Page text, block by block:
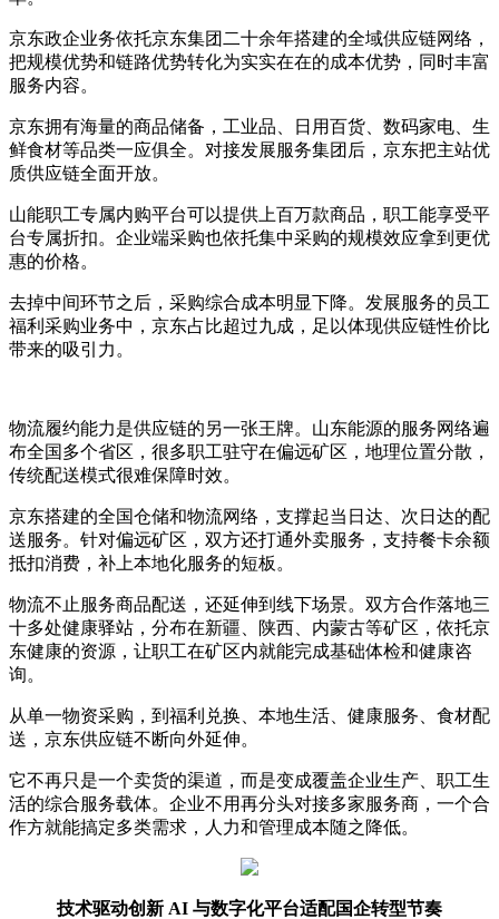
京东政企业务依托京东集团二十余年搭建的全域供应链网络，
把规模优势和链路优势转化为实实在在的成本优势，同时丰富
服务内容。
京东拥有海量的商品储备，工业品、日用百货、数码家电、生
鲜食材等品类一应俱全。对接发展服务集团后，京东把主站优
质供应链全面开放。
山能职工专属内购平台可以提供上百万款商品，职工能享受平
台专属折扣。企业端采购也依托集中采购的规模效应拿到更优
惠的价格。
去掉中间环节之后，采购综合成本明显下降。发展服务的员工
福利采购业务中，京东占比超过九成，足以体现供应链性价比
带来的吸引力。
物流履约能力是供应链的另一张王牌。山东能源的服务网络遍
布全国多个省区，很多职工驻守在偏远矿区，地理位置分散，
传统配送模式很难保障时效。
京东搭建的全国仓储和物流网络，支撑起当日达、次日达的配
送服务。针对偏远矿区，双方还打通外卖服务，支持餐卡余额
抵扣消费，补上本地化服务的短板。
物流不止服务商品配送，还延伸到线下场景。双方合作落地三
十多处健康驿站，分布在新疆、陕西、内蒙古等矿区，依托京
东健康的资源，让职工在矿区内就能完成基础体检和健康咨
询。
从单一物资采购，到福利兑换、本地生活、健康服务、食材配
送，京东供应链不断向外延伸。
它不再只是一个卖货的渠道，而是变成覆盖企业生产、职工生
活的综合服务载体。企业不用再分头对接多家服务商，一个合
作方就能搞定多类需求，人力和管理成本随之降低。
技术驱动创新 AI 与数字化平台适配国企转型节奏